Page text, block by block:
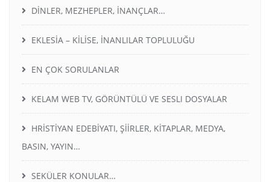
DİNLER, MEZHEPLER, İNANÇLAR…
EKLESİA – KİLİSE, İNANLILAR TOPLULUĞU
EN ÇOK SORULANLAR
KELAM WEB TV, GÖRÜNTÜLÜ VE SESLI DOSYALAR
HRİSTİYAN EDEBİYATI, ŞİİRLER, KİTAPLAR, MEDYA,
BASIN, YAYIN…
SEKÜLER KONULAR…